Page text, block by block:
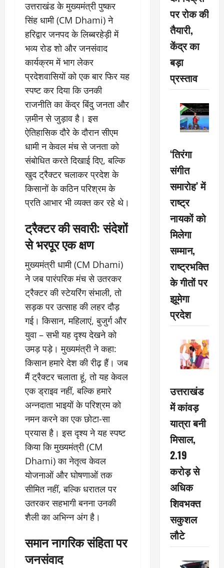
उत्तराखंड के मुख्यमंत्री पुष्कर
सिंह धामी (CM Dhami) ने
हरिद्वार जनपद के लिब्बरहेड़ी में
भव्य रोड शो और जनसंवाद
कार्यक्रम में भाग लेकर
प्रदेशवासियों को एक बार फिर यह
स्पष्ट कर दिया कि उनकी
राजनीति का केंद्र बिंदु जनता और
ज़मीन से जुड़ाव है। इस
ऐतिहासिक दौरे के दौरान सीएम
धामी न केवल मंच से जनता को
संबोधित करते दिखाई दिए, बल्कि
खुद ट्रैक्टर चलाकर प्रदेश के
किसानों के कठिन परिश्रम के
प्रति आभार भी व्यक्त कर रहे थे।
ट्रैक्टर की सवारी: संदेशों
से भरपूर एक क्षण
मुख्यमंत्री धामी (CM Dhami)
ने जब पारंपरिक मंच से उतरकर
ट्रैक्टर की स्टेयरिंग संभाली, तो
सड़क पर उत्साह की लहर दौड़
गई। किसान, महिलाएं, बुजुर्ग और
युवा – सभी यह दृश्य देखने को
उमड़ पड़े। मुख्यमंत्री ने कहा:
किसान हमारे देश की रीढ़ हैं। जब
मैं ट्रैक्टर चलाता हूं, तो यह केवल
एक ड्राइव नहीं, बल्कि हमारे
अन्नदाता भाइयों के परिश्रम को
नमन करने का एक छोटा-सा
प्रयास है। इस दृश्य ने यह स्पष्ट
किया कि मुख्यमंत्री (CM
Dhami) का नेतृत्व केवल
योजनाओं और घोषणाओं तक
सीमित नहीं, बल्कि धरातल पर
उतरकर सहभागी बनना उनकी
शैली का अभिन्न अंग है।
समान नागरिक संहिता पर
जनसंवाद
पर रोक की
तैयारी,
केंद्र का
बड़ा
प्रस्ताव
‘तिरंगा
संगीत
समारोह’ में
राष्ट्र
नायकों को
मिलेगा
सम्मान,
राष्ट्रभक्ति
के गीतों पर
झूमेगा
प्रदेश
उत्तराखंड
में कांवड़
यात्रा बनी
मिसाल,
2.19
करोड़ से
अधिक
शिवभक्त
सकुशल
लौटे